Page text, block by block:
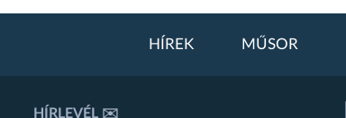
HÍREK MŰSOR
HÍRLEVÉL ✉️